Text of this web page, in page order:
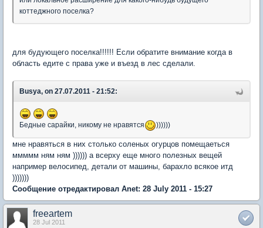
коттеджного поселка?
для будующего поселка!!!!!! Если обратите внимание когда в
область едите с права уже и въезд в лес сделали.
Busya, on 27.07.2011 - 21:52:
Бедные сарайки, никому не нравятся ))))))
мне нравяться в них столько соленых огурцов помещаеться
ммммм ням ням )))))) а всерху еще много полезных вещей
например велосипед, детали от машины, барахло всякое итд
)))))))
Сообщение отредактировал Anet: 28 July 2011 - 15:27
freeartem
28 Jul 2011